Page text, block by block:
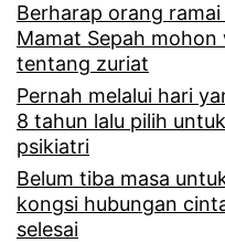
Berharap orang
Mamat Sepah
tentang zuriat
Pernah melalui hari
8 tahun lalu pilih
psikiatri
Belum tiba masa
kongsi hubungan
selesai